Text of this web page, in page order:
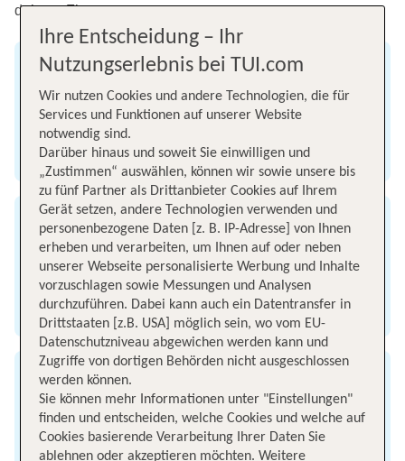
deinem Flug.
Web Check-in & Sitzplätze
Schnell & bequem online einchecken, Gepäck &
Sitzplätze buchen
Zum Web Check-in
Servicepakete & FlexStorno
Flexibel bleiben und für den Fall einer
Stornierung Vorteile sichern
Servicepakete & FlexStorno
Verpflegung an Board
Bereits vor Abflug Essen buchen oder einen
Blick in die Menükarte werfen
Ihre Entscheidung – Ihr
Nutzungserlebnis bei TUI.com
Wir nutzen Cookies und andere Technologien, die für
Services und Funktionen auf unserer Website
notwendig sind.
Darüber hinaus und soweit Sie einwilligen und
„Zustimmen“ auswählen, können wir sowie unsere bis
zu fünf Partner als Drittanbieter Cookies auf Ihrem
Gerät setzen, andere Technologien verwenden und
personenbezogene Daten [z. B. IP-Adresse] von Ihnen
erheben und verarbeiten, um Ihnen auf oder neben
unserer Webseite personalisierte Werbung und Inhalte
vorzuschlagen sowie Messungen und Analysen
durchzuführen. Dabei kann auch ein Datentransfer in
Drittstaaten [z.B. USA] möglich sein, wo vom EU-
Datenschutzniveau abgewichen werden kann und
Zugriffe von dortigen Behörden nicht ausgeschlossen
werden können.
Sie können mehr Informationen unter "Einstellungen"
finden und entscheiden, welche Cookies und welche auf
Cookies basierende Verarbeitung Ihrer Daten Sie
ablehnen oder akzeptieren möchten. Weitere